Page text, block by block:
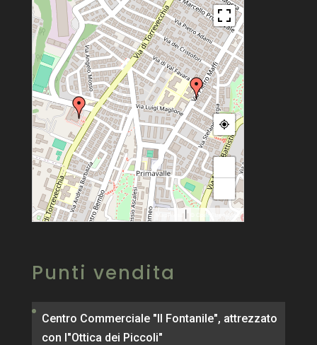
© OpenStreetMap
Punti vendita
Centro Commerciale "Il Fontanile", attrezzato
con l"Ottica dei Piccoli"